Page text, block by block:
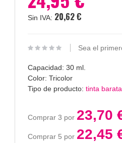
20,62 €
Sea el
Capacidad: 30 ml.
Color: Tricolor
Tipo de producto: tinta
Comprar 3 por 23,70
Comprar 5 por 22,45